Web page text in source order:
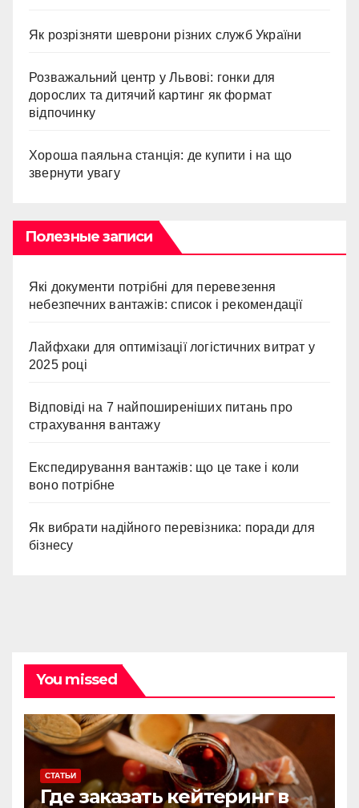
Як розрізняти шеврони різних служб України
Розважальний центр у Львові: гонки для
дорослих та дитячий картинг як формат
відпочинку
Хороша паяльна станція: де купити і на що
звернути увагу
Полезные записи
Які документи потрібні для перевезення
небезпечних вантажів: список і рекомендації
Лайфхаки для оптимізації логістичних витрат у
2025 році
Відповіді на 7 найпоширеніших питань про
страхування вантажу
Експедирування вантажів: що це таке і коли
воно потрібне
Як вибрати надійного перевізника: поради для
бізнесу
You missed
СТАТЬИ
Где заказать кейтеринг в